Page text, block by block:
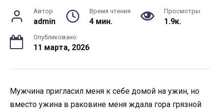
Автор
admin
Время чтения
4 мин.
Просмотры
1.9к.
Опубликовано
11 марта, 2026
Мужчина пригласил меня к себе домой на ужин, но
вместо ужина в раковине меня ждала гора грязной